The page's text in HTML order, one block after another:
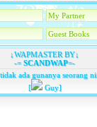
My Partner
Guest Books
↓WAPMASTER BY↓
-=SCANDWAP=-
ada gunanya seorang
[
Guy]